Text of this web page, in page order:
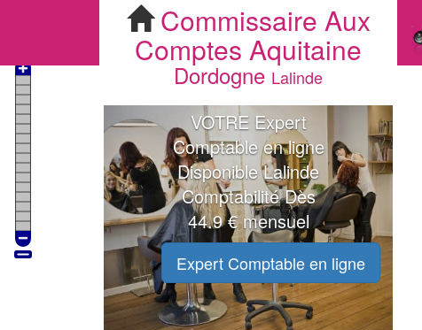
Commissaire Aux
Comptes Aquitaine
Dordogne Lalinde
VOTRE Expert
Comptable en ligne
Disponible Lalinde
Comptabilité Dès
44.9 € mensuel
Expert Comptable en ligne
Commissaire Aux Comptes Lalinde